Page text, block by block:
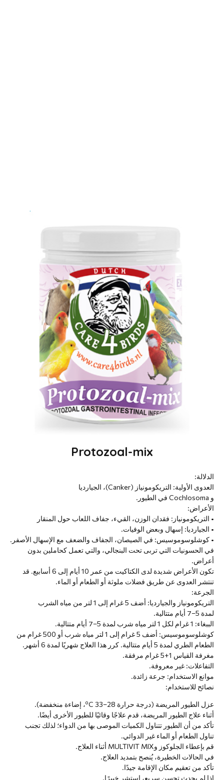
Protozoal-mix
الدلالة:
العدوى الأولية: التريكومونياز (Canker)، الجيارديا
و Cochlosoma في الطيور.
الأعراض:
• التريكومونياز: فقدان الوزن، القيء، جفاف اللعاب حول المنقار
• الجيارديا: إسهال وبعض الوفيات.
• كوشلوسوموسيس: في الصيصان، الجفاف والضعف مع الإسهال الأصفر.
في الحسونيات التي تربى تحت البنجالي، والتي تعمل كحاملين بدون
أعراض.
تكون الأعراض شديدة لدى الكتاكيت من عمر 10 أيام إلى 6 أسابيع. قد
تنتشر العدوى عن طريق فضلات ملوثة أو الطعام أو الماء.
الجرعة:
التريكومونياز والجيارديا: أضف 5 غرام إلى 1 لتر من مياه الشرب
لمدة 5–7 أيام متتالية.
الببغاء: 1 غرام لكل 1 لتر مياه شرب لمدة 5–7 أيام متتالية.
كوشلوسوموسيس: أضف 5 غرام إلى 1 لتر مياه شرب أو 500 غرام من
الطعام الطري لمدة 5 أيام متتالية. كرر هذا العلاج شهريًا لمدة 6 أشهر.
مغرفة القياس 1+5 غرام مرفقة.
التفاعلات: غير معروفة.
موانع الاستخدام: جرعة زائدة.
نصائح للاستخدام:
عزل الطيور المريضة (درجة حرارة 28–33 ºC، إضاءة منخفضة).
أثناء علاج الطيور المريضة، قدم علاجًا وقائيًا للطيور الأخرى أيضًا.
تأكد من أن الطيور تتناول الكميات الموصى بها من الدواء؛ لذلك تجنب
تناول الطعام أو الماء غير الدوائي.
قم بإعطاء الجلوكوز وMULTIVIT MIX أثناء العلاج.
في الحالات الخطيرة، يُنصح بتمديد العلاج.
تأكد من تعقيم مكان الإقامة جيدًا.
إذا لم يحدث تحسن سريع، استشر خبيرًا.